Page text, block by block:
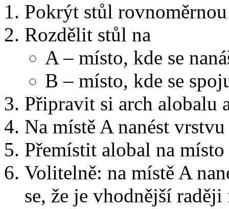
Pokrýt stůl
Rozdělit stůl na
A – místo, kde se
B – místo, kde se
Připravit si arch alobalu
Na místě A nanést
Přemístit alobal na
Volitelně: na místě A
se, že je vhodnější